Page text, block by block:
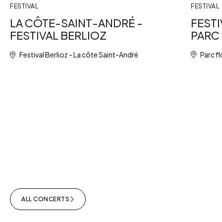
FESTIVAL
LA CÔTE-SAINT-ANDRÉ -
FESTIVAL BERLIOZ
Festival Berlioz - La côte Saint-André
FESTIVAL
Parc
ALL CONCERTS